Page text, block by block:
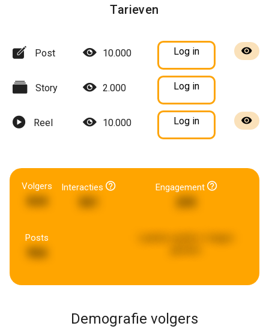
Tarieven
Post 10.000 Log in
Story 2.000 Log in
Reel 10.000 Log in
Volgers
844
Interacties Engagement
Posts
966
Demografie volgers